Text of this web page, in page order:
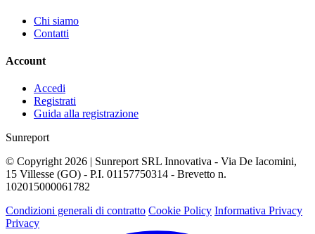
Chi siamo
Contatti
Account
Accedi
Registrati
Guida alla registrazione
Sunreport
© Copyright 2026 | Sunreport SRL Innovativa - Via De Iacomini,
15 Villesse (GO) - P.I. 01157750314 - Brevetto n.
102015000061782
Condizioni generali di contratto Cookie Policy Informativa Privacy
Privacy